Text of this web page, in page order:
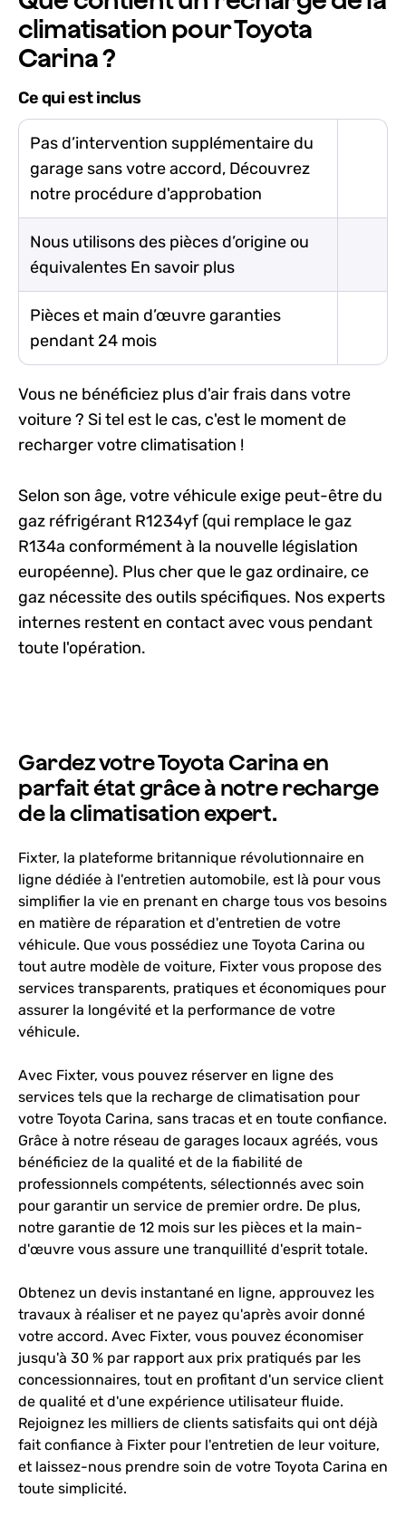
climatisation pour Toyota
Carina ?
Ce qui est inclus
Pas d’intervention supplémentaire du
garage sans votre accord, Découvrez
notre procédure d'approbation
Nous utilisons des pièces d’origine ou
équivalentes En savoir plus
Pièces et main d’œuvre garanties
pendant 24 mois
Vous ne bénéficiez plus d'air frais dans votre
voiture ? Si tel est le cas, c'est le moment de
recharger votre climatisation !
Selon son âge, votre véhicule exige peut-être du
gaz réfrigérant R1234yf (qui remplace le gaz
R134a conformément à la nouvelle législation
européenne). Plus cher que le gaz ordinaire, ce
gaz nécessite des outils spécifiques. Nos experts
internes restent en contact avec vous pendant
toute l'opération.
Gardez votre Toyota Carina en
parfait état grâce à notre recharge
de la climatisation expert.
Fixter, la plateforme britannique révolutionnaire en
ligne dédiée à l'entretien automobile, est là pour vous
simplifier la vie en prenant en charge tous vos besoins
en matière de réparation et d'entretien de votre
véhicule. Que vous possédiez une Toyota Carina ou
tout autre modèle de voiture, Fixter vous propose des
services transparents, pratiques et économiques pour
assurer la longévité et la performance de votre
véhicule.
Avec Fixter, vous pouvez réserver en ligne des
services tels que la recharge de climatisation pour
votre Toyota Carina, sans tracas et en toute confiance.
Grâce à notre réseau de garages locaux agréés, vous
bénéficiez de la qualité et de la fiabilité de
professionnels compétents, sélectionnés avec soin
pour garantir un service de premier ordre. De plus,
notre garantie de 12 mois sur les pièces et la main-
d'œuvre vous assure une tranquillité d'esprit totale.
Obtenez un devis instantané en ligne, approuvez les
travaux à réaliser et ne payez qu'après avoir donné
votre accord. Avec Fixter, vous pouvez économiser
jusqu'à 30 % par rapport aux prix pratiqués par les
concessionnaires, tout en profitant d'un service client
de qualité et d'une expérience utilisateur fluide.
Rejoignez les milliers de clients satisfaits qui ont déjà
fait confiance à Fixter pour l'entretien de leur voiture,
et laissez-nous prendre soin de votre Toyota Carina en
toute simplicité.